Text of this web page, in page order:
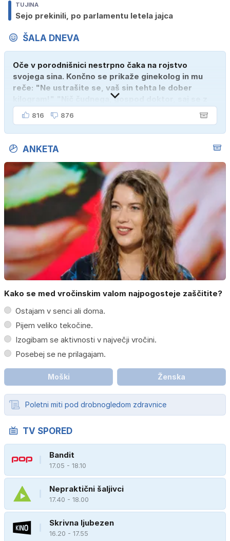
TUJINA
Sejo prekinili, po parlamentu letela jajca
ŠALA DNEVA
Oče v porodnišnici nestrpno čaka na rojstvo
svojega sina. Končno se prikaže ginekolog in mu
reče: "Ne ustrašite se, vaš sin tehta le dober
kilogram!" "Nič čudnega, gospod doktor, saj se z
ženo poznava šele tri mesece."
816 876
ANKETA
Kako se med vročinskim valom najpogosteje zaščitite?
Ostajam v senci ali doma.
Pijem veliko tekočine.
Izogibam se aktivnosti v največji vročini.
Posebej se ne prilagajam.
Moški Ženska
Poletni miti pod drobnogledom zdravnice
TV SPORED
Bandit
17.05 - 18.10
Nepraktični šaljivci
17.40 - 18.00
Skrivna ljubezen
16.20 - 17.55